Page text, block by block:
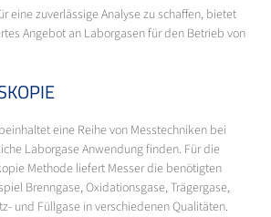
eine zuverlässige Analyse zu schaffen, bietet
Angebot an Laborgasen für den Betrieb von
eine Reihe von Messtechniken bei
Laborgase Anwendung finden. Für die
Methode liefert Messer die benötigten
Brenngase, Oxidationsgase, Trägergase,
und Füllgase in verschiedenen Qualitäten.